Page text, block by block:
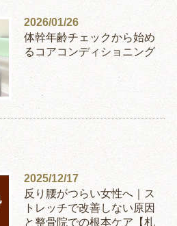
2026/01/26
体幹年齢チェックから始め
るコアコンディショニング
2025/12/17
反り腰がつらい女性へ｜ス
トレッチで改善しない原因
と整骨院での根本ケア【札